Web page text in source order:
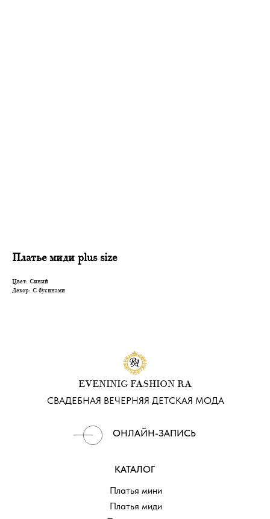
Платье миди plus size
Цвет: Синий
Декор: С бусинами
ОНЛАЙН-ЗАПИСЬ
КАТАЛОГ
Платья мини
Платья миди
EVENINIG FASHION RA
СВАДЕБНАЯ ВЕЧЕРНЯЯ ДЕТСКАЯ МОДА